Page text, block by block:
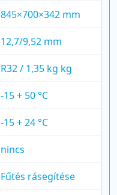
845×700×342 mm
12,7/9,52 mm
R32 / 1,35 kg kg
-15 + 50 °C
-15 + 24 °C
nincs
Fűtés rásegítése